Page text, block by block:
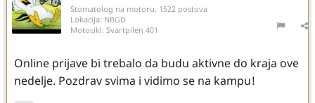
Stomatolog na motoru, 1522 postova
Lokacija: NBGD
Motocikl: Svartpilen 401
Online prijave bi trebalo da budu aktivne do kraja ove
nedelje. Pozdrav svima i vidimo se na kampu!